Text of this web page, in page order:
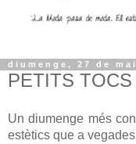
diumenge, 27 de
PETITS TOCS
Un diumenge més
estètics que a